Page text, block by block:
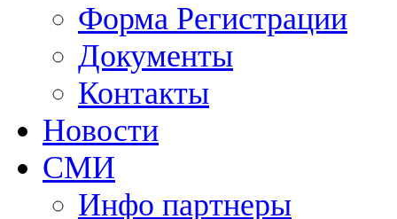
Форма Регистрации
Документы
Контакты
Новости
СМИ
Инфо партнеры